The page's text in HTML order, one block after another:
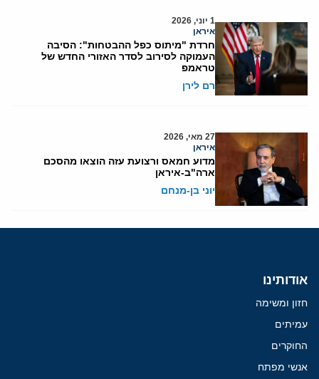
1 יוני, 2026
איראן
חרדת "מיתוס כפל ההבטחות": הסיבה
העמוקה לסירוב לסדר האזורי החדש של
טראמפ
רם לירן
27 מאי, 2026
איראן
מדוע חמאס ורצועת עזה הוצאו מהסכם
ארה"ב-איראן
יוני בן-מנחם
אודותינו
חזון ומשימה
עמיתים
החוקרים
אנשי מפתח